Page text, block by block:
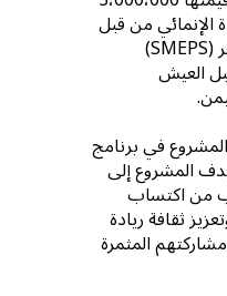
الإنمائي من قبل
وكالة تنمية المنشآت الصغيرة والأصغر (SMEPS)
العيش
في برنامج
المشروع إلى
من اكتساب
ثقافة ريادة
المثمرة